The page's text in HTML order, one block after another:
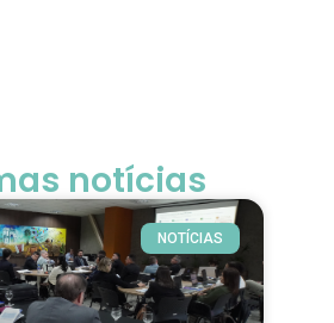
notícias
NOTÍCIAS